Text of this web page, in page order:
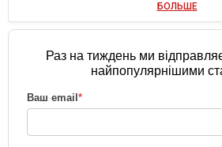
БОЛЬШЕ
Раз на тиждень ми
найпопулярнішими
Ваш email *